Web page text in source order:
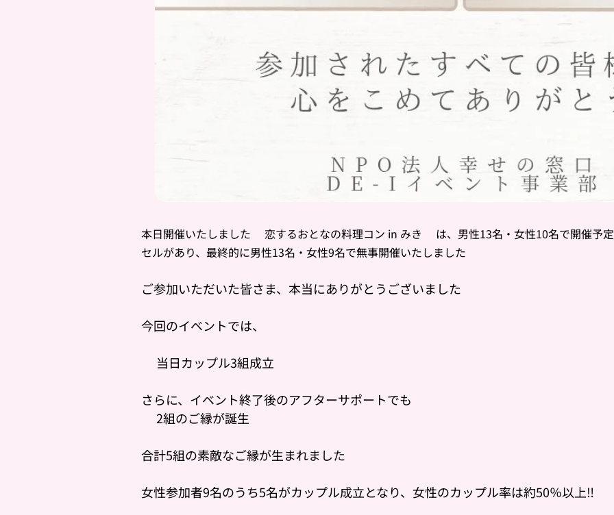
本日開催いたしました 💝恋するおとなの料理コン in みき🍛 は、男性13名・女性10名で開催予
セルがあり、最終的に男性13名・女性9名で無事開催いたしました✨
ご参加いただいた皆さま、本当にありがとうございました😊
今回のイベントでは、
💕当日カップル3組成立💕
さらに、イベント終了後のアフターサポートでも
💕2組のご縁が誕生💕
合計5組の素敵なご縁が生まれました✨
女性参加者9名のうち5名がカップル成立となり、女性のカップル率は約50％以上‼️